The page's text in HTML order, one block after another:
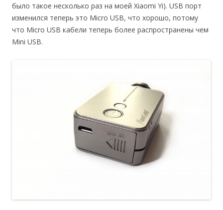
было такое несколько раз на моей Xiaomi Yi). USB порт
изменился теперь это Micro USB, что хорошо, потому
что Micro USB кабели теперь более распространены чем
Mini USB.